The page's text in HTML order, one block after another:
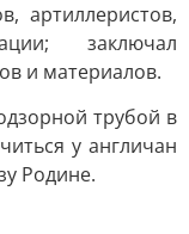
артиллеристов,
заключал
и материалов.
трубой в
у англичан
Родине.